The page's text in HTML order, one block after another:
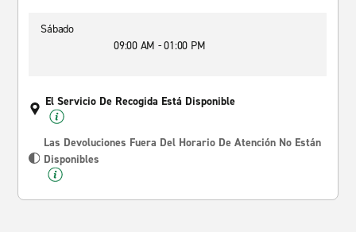
Sábado
09:00 AM - 01:00 PM
El Servicio De Recogida Está Disponible
Las Devoluciones Fuera Del Horario De Atención No Están
Disponibles